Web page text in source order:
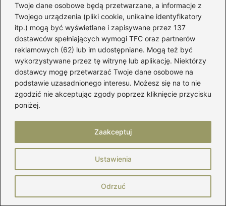
Twoje dane osobowe będą przetwarzane, a informacje z
Twojego urządzenia (pliki cookie, unikalne identyfikatory
itp.) mogą być wyświetlane i zapisywane przez 137
dostawców spełniających wymogi TFC oraz partnerów
reklamowych (62) lub im udostępniane. Mogą też być
wykorzystywane przez tę witrynę lub aplikację. Niektórzy
dostawcy mogę przetwarzać Twoje dane osobowe na
podstawie uzasadnionego interesu. Możesz się na to nie
zgodzić nie akceptując zgody poprzez kliknięcie przycisku
poniżej.
Ustawienia
Odrzuć
Zaakceptuj
→
Jak znaleźć idealny rozmiar rękawic narciarskich?
Praktyczny przewodnik
Dodaj komentarz
Twój adres email nie zostanie opublikowany.
Wymagane pola są oznaczone
Komentarz*